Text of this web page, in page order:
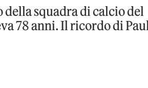
della squadra di calcio del
78 anni. Il ricordo di